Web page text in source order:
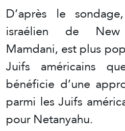
D’après le
israélien de
Mamdani, est plus
Juifs américains
bénéficie d’une
parmi les Juifs
pour Netanyahu.